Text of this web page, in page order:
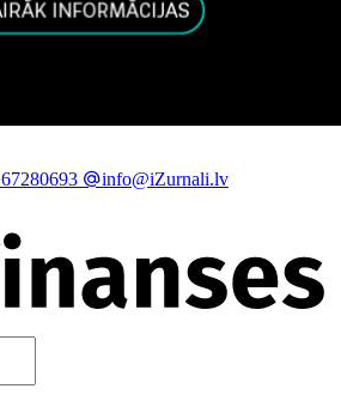
67280693
info@iZurnali.lv